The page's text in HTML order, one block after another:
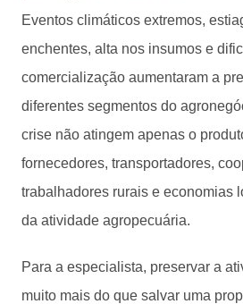
Eventos climáticos extremos,
enchentes, alta nos insumos e
comercialização aumentaram a
diferentes segmentos do
crise não atingem apenas o
fornecedores, transportadores,
trabalhadores rurais e economias
da atividade agropecuária.
Para a especialista, preservar a
muito mais do que salvar uma